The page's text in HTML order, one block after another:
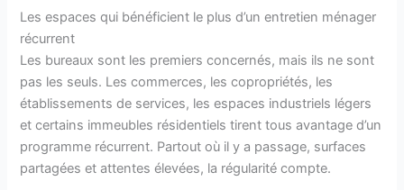
Les espaces qui bénéficient le plus d’un entretien ménager
récurrent
Les bureaux sont les premiers concernés, mais ils ne sont
pas les seuls. Les commerces, les copropriétés, les
établissements de services, les espaces industriels légers
et certains immeubles résidentiels tirent tous avantage d’un
programme récurrent. Partout où il y a passage, surfaces
partagées et attentes élevées, la régularité compte.